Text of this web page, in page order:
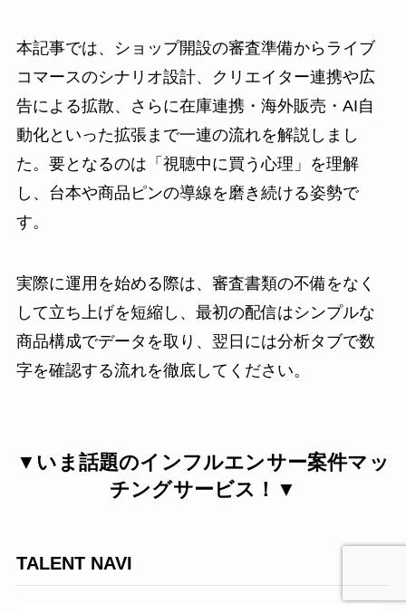
本記事では、ショップ開設の審査準備からライブ
コマースのシナリオ設計、クリエイター連携や広
告による拡散、さらに在庫連携・海外販売・AI自
動化といった拡張まで一連の流れを解説しまし
た。要となるのは「視聴中に買う心理」を理解
し、台本や商品ピンの導線を磨き続ける姿勢で
す。
実際に運用を始める際は、審査書類の不備をなく
して立ち上げを短縮し、最初の配信はシンプルな
商品構成でデータを取り、翌日には分析タブで数
字を確認する流れを徹底してください。
▼いま話題のインフルエンサー案件マッ
チングサービス！▼
TALENT NAVI